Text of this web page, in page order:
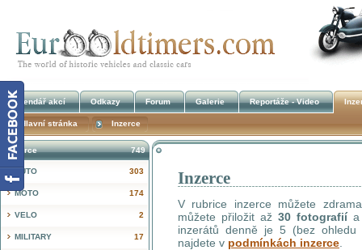
Inzerce
V rubrice inzerce můžete
můžete přiložit až 30 fotografiía
inzerátů denně je 5 (bez
najdete v podmínkách inzerce
749
Inzerce
303
AUTO
174
MOTO
2
VELO
17
MILITARY
Kalendář akcí Odkazy Forum Galerie Reportáže - Video
Hlavní stránka Inzerce